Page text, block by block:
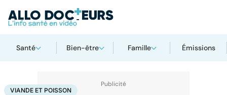
Santé Bien-être Famille Émissions
AccueilSantéViande et poisson
VIANDE ET POISSON